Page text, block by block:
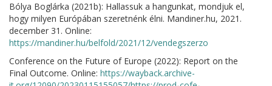
Bólya Boglárka (2021b): Hallassuk a hangunkat, mondjuk el,
hogy milyen Európában szeretnénk élni. Mandiner.hu, 2021.
december 31. Online:
https://mandiner.hu/belfold/2021/12/vendegszerzo
Conference on the Future of Europe (2022): Report on the
Final Outcome. Online: https://wayback.archive-